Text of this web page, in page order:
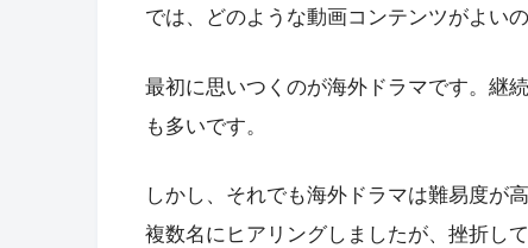
では、どのような動画コンテンツがよい
最初に思いつくのが海外ドラマです。継
も多いです。
しかし、それでも海外ドラマは難易度が
複数名にヒアリングしましたが、挫折し